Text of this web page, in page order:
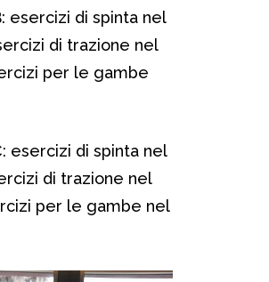
esercizi di spinta nel
di trazione nel
per le gambe
esercizi di spinta nel
di trazione nel
per le gambe nel